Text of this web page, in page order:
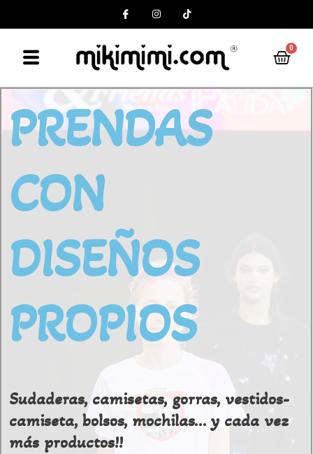
0
PRENDAS
CON
DISEÑOS
PROPIOS
Sudaderas, camisetas, gorras, vestidos-
camiseta, bolsos, mochilas… y cada vez
más productos!!